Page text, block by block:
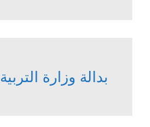
بدالة وزارة التربية